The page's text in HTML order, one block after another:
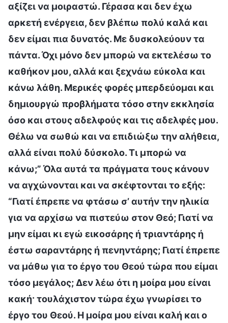
αξίζει να μοιραστώ. Γέρασα και δεν έχω
αρκετή ενέργεια, δεν βλέπω πολύ καλά και
δεν είμαι πια δυνατός. Με δυσκολεύουν τα
πάντα. Όχι μόνο δεν μπορώ να εκτελέσω το
καθήκον μου, αλλά και ξεχνάω εύκολα και
κάνω λάθη. Μερικές φορές μπερδεύομαι και
δημιουργώ προβλήματα τόσο στην εκκλησία
όσο και στους αδελφούς και τις αδελφές μου.
Θέλω να σωθώ και να επιδιώξω την αλήθεια,
αλλά είναι πολύ δύσκολο. Τι μπορώ να
κάνω;” Όλα αυτά τα πράγματα τους κάνουν
να αγχώνονται και να σκέφτονται το εξής:
“Γιατί έπρεπε να φτάσω σ’ αυτήν την ηλικία
για να αρχίσω να πιστεύω στον Θεό; Γιατί να
μην είμαι κι εγώ εικοσάρης ή τριαντάρης ή
έστω σαραντάρης ή πενηντάρης; Γιατί έπρεπε
να μάθω για το έργο του Θεού τώρα που είμαι
τόσο μεγάλος; Δεν λέω ότι η μοίρα μου είναι
κακή· τουλάχιστον τώρα έχω γνωρίσει το
έργο του Θεού. Η μοίρα μου είναι καλή και ο